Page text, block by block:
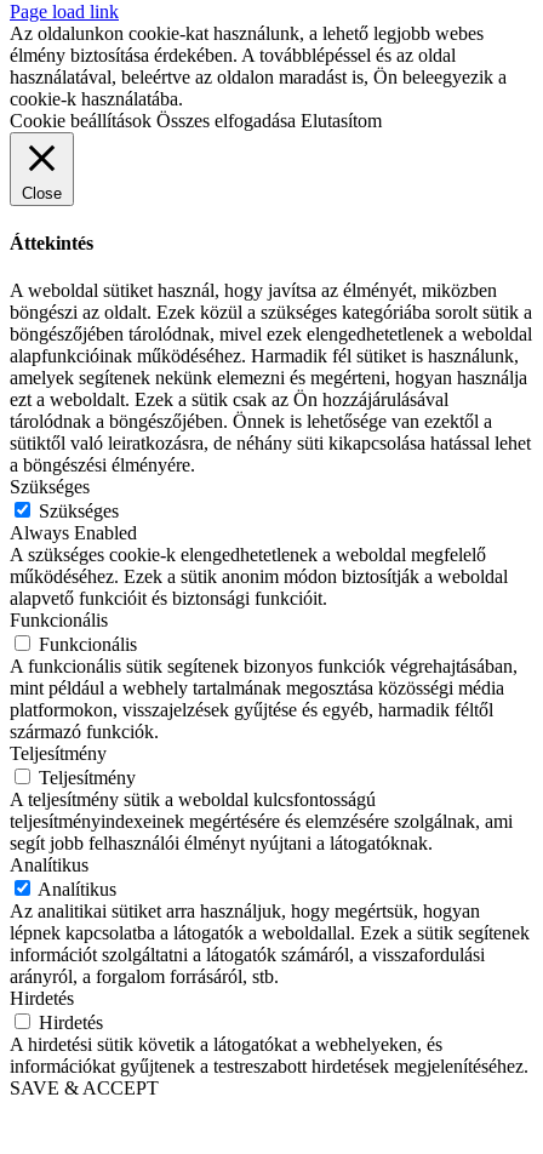
Page load link
Az oldalunkon cookie-kat használunk, a lehető legjobb webes
élmény biztosítása érdekében. A továbblépéssel és az oldal
használatával, beleértve az oldalon maradást is, Ön beleegyezik a
cookie-k használatába.
Cookie beállítások Összes elfogadása Elutasítom
Close
Áttekintés
A weboldal sütiket használ, hogy javítsa az élményét, miközben
böngészi az oldalt. Ezek közül a szükséges kategóriába sorolt sütik a
böngészőjében tárolódnak, mivel ezek elengedhetetlenek a weboldal
alapfunkcióinak működéséhez. Harmadik fél sütiket is használunk,
amelyek segítenek nekünk elemezni és megérteni, hogyan használja
ezt a weboldalt. Ezek a sütik csak az Ön hozzájárulásával
tárolódnak a böngészőjében. Önnek is lehetősége van ezektől a
sütiktől való leiratkozásra, de néhány süti kikapcsolása hatással lehet
a böngészési élményére.
Szükséges
Szükséges
Always Enabled
A szükséges cookie-k elengedhetetlenek a weboldal megfelelő
működéséhez. Ezek a sütik anonim módon biztosítják a weboldal
alapvető funkcióit és biztonsági funkcióit.
Funkcionális
Funkcionális
A funkcionális sütik segítenek bizonyos funkciók végrehajtásában,
mint például a webhely tartalmának megosztása közösségi média
platformokon, visszajelzések gyűjtése és egyéb, harmadik féltől
származó funkciók.
Teljesítmény
Teljesítmény
A teljesítmény sütik a weboldal kulcsfontosságú
teljesítményindexeinek megértésére és elemzésére szolgálnak, ami
segít jobb felhasználói élményt nyújtani a látogatóknak.
Analítikus
Analítikus
Az analitikai sütiket arra használjuk, hogy megértsük, hogyan
lépnek kapcsolatba a látogatók a weboldallal. Ezek a sütik segítenek
információt szolgáltatni a látogatók számáról, a visszafordulási
arányról, a forgalom forrásáról, stb.
Hirdetés
Hirdetés
A hirdetési sütik követik a látogatókat a webhelyeken, és
információkat gyűjtenek a testreszabott hirdetések megjelenítéséhez.
SAVE & ACCEPT